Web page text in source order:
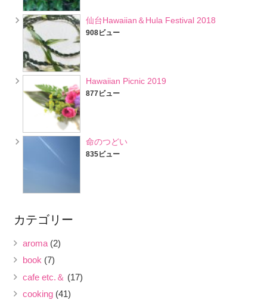
仙台Hawaiian＆Hula Festival 2018
908ビュー
Hawaiian Picnic 2019
877ビュー
命のつどい
835ビュー
カテゴリー
aroma(2)
book (7)
cafe etc.＆ (17)
cooking(41)